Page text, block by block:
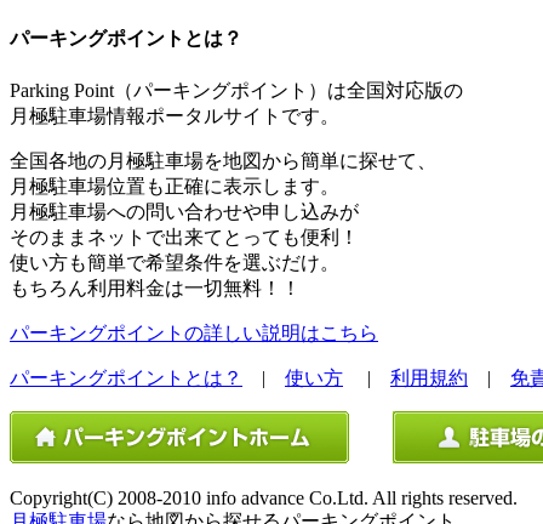
パーキングポイントとは？
Parking Point（パーキングポイント）は全国対応版の
月極駐車場情報ポータルサイトです。
全国各地の月極駐車場を地図から簡単に探せて、
月極駐車場位置も正確に表示します。
月極駐車場への問い合わせや申し込みが
そのままネットで出来てとっても便利！
使い方も簡単で希望条件を選ぶだけ。
もちろん利用料金は一切無料！！
パーキングポイントの詳しい説明はこちら
パーキングポイントとは？ | 使い方 | 利用規約 | 免
Copyright(C) 2008-2010 info advance Co.Ltd. All rights reserved.